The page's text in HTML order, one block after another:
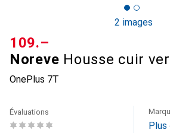
2 images
Noreve Housse cuir
OnePlus 7T
CHF
109.–
Évaluations
Plus